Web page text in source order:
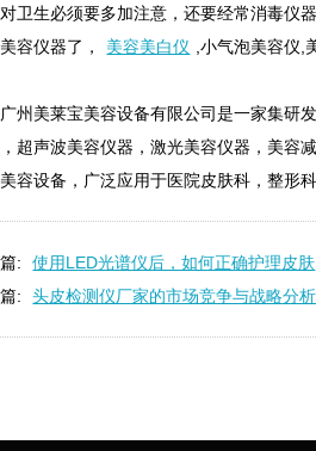
卫生必须要多加注意，还要经常消毒仪
容仪器了，
美容美白仪 ,小气泡美容仪,
美莱宝美容设备有限公司是一家集研发
超声波美容仪器，激光美容仪器，美容
容设备，广泛应用于医院皮肤科，整形
:
使用LED光谱仪后，如何正确护理皮肤
:
头皮检测仪厂家的市场竞争与战略分析